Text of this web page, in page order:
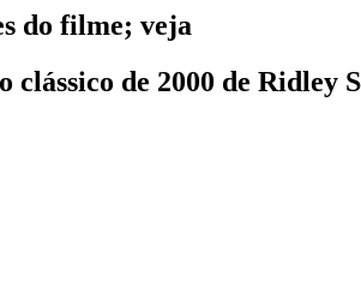
do filme; veja
de 2000 de Ridley